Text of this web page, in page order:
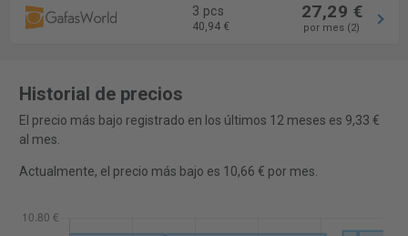
3 pcs
40,94 €
27,29 €
por mes (2)
Historial de precios
El precio más bajo registrado en los últimos 12 meses es 9,33 €
al mes.
Actualmente, el precio más bajo es 10,66 € por mes.